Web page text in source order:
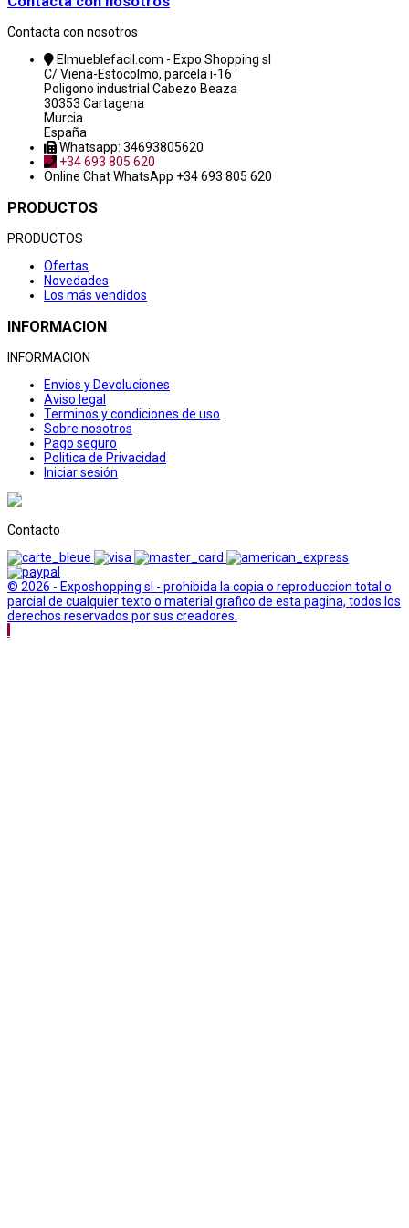
Contacta con nosotros
Elmueblefacil.com - Expo Shopping sl
C/ Viena-Estocolmo, parcela i-16
Poligono industrial Cabezo Beaza
30353 Cartagena
Murcia
España
Whatsapp: 34693805620
+34 693 805 620
Online ChatWhatsApp +34 693 805 620
PRODUCTOS
PRODUCTOS
Ofertas
Novedades
Los más vendidos
INFORMACION
INFORMACION
Envios y Devoluciones
Aviso legal
Terminos y condiciones de uso
Sobre nosotros
Pago seguro
Politica de Privacidad
Iniciar sesión
Contacto
© 2026 - Exposhopping sl - prohibida la copia o reproduccion total o
parcial de cualquier texto o material grafico de esta pagina, todos los
derechos reservados por sus creadores.